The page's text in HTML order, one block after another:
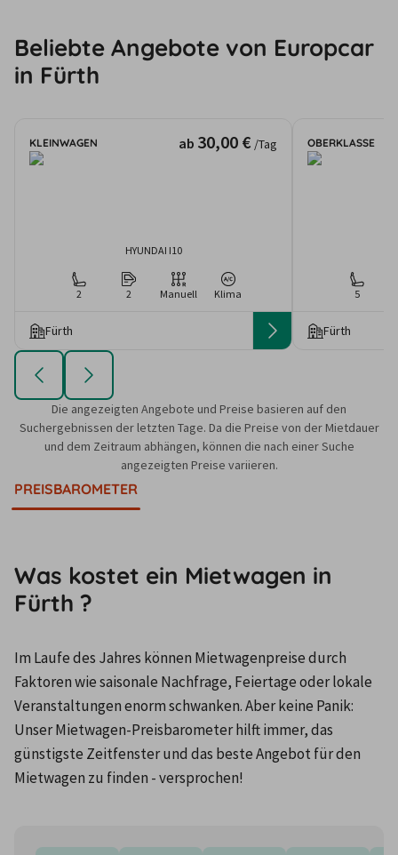
Beliebte Angebote von Europcar
in Fürth
KLEINWAGEN ab 30,00 € /Tag
HYUNDAI I10
2 2 Manuell Klima
Fürth
OBERKLASSE
5
Fürth
Die angezeigten Angebote und Preise basieren auf den
Suchergebnissen der letzten Tage. Da die Preise von der Mietdauer
und dem Zeitraum abhängen, können die nach einer Suche
angezeigten Preise variieren.
PREISBAROMETER
Was kostet ein Mietwagen in
Fürth ?
Im Laufe des Jahres können Mietwagenpreise durch
Faktoren wie saisonale Nachfrage, Feiertage oder lokale
Veranstaltungen enorm schwanken. Aber keine Panik:
Unser Mietwagen-Preisbarometer hilft immer, das
günstigste Zeitfenster und das beste Angebot für den
Mietwagen zu finden - versprochen!